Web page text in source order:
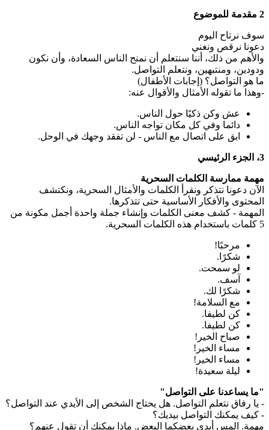
2 مقدمة للموضوع
سوف نرتاح اليوم
دعونا نرقص ونغني
والأهم من ذلك، أننا سنتعلم أن نمنح الناس السعادة، وأن نكون
ودودين، ومنتبهين، ونتعلم التواصل.
ما هو التواصل؟ (إجابات الأطفال)
-وهذا ما تقوله الأمثال والأقوال عنه:
عش وكن ذكيًا حول الناس.
دائما وفي كل مكان تواجه الناس.
ابق على اتصال مع الناس - لن تفقد وجهك في الوحل.
3، الجزء الرئيسي
مهمة ممارسة الكلمات السحرية
الآن دعونا نتذكر ونقرأ الكلمات والأمثال السحرية، ونكتشف
المحتوى والأفكار الأساسية حتى تتذكرها.
المهمة - كشف معنى الكلمات وإنشاء جملة واحدة أجمل مكونة من
5 كلمات باستخدام هذه الكلمات السحرية.
مرحبًا!
شكرًا.
لو سمحت.
آسف.
شكرًا لك.
مع السلامة!
كن لطيفا.
كن لطيفا.
صباح الخير!
مساء الخير!
مساء الخير!
ليلة سعيدة!
"ما يساعدنا على التواصل"
- يا رفاق نتعلم التواصل. هل يحتاج الشخص إلى الأيدي عند التواصل؟
- كيف يمكنك التواصل بيديك؟
مهمة. المس أيدي بعضكما البعض. ماذا يمكنك أن تقول عنهم؟